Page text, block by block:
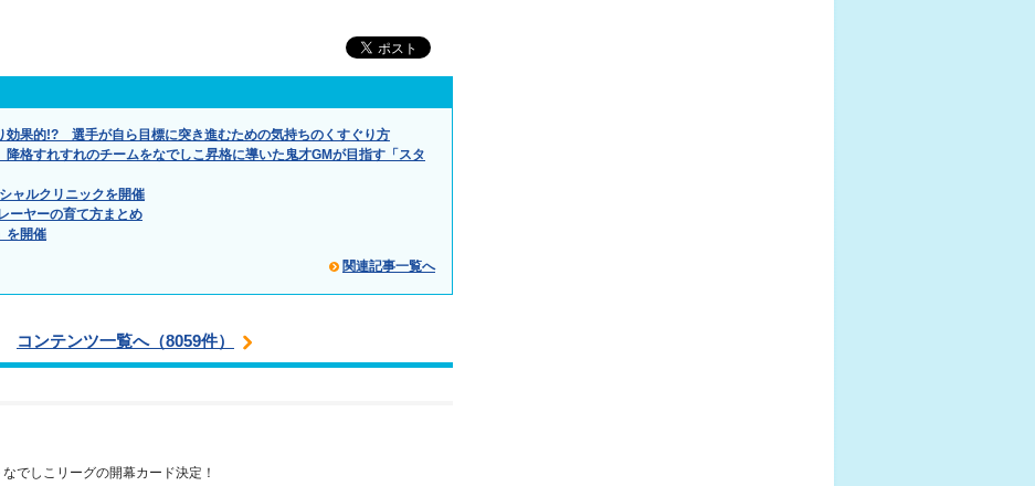
効果的!? 選手が自ら目標に突き進むための気持ちのくすぐり方
格すれすれのチームをなでしこ昇格に導いた鬼才GMが目指す「スタ
ャルクリニックを開催
ーヤーの育て方まとめ
を開催
関連記事一覧へ
コンテンツ一覧へ（8059件）
なでしこリーグの開幕カード決定！